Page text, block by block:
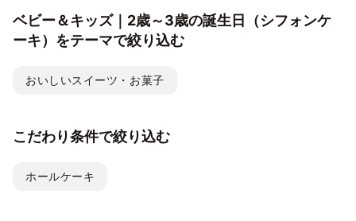
ベビー＆キッズ｜2歳～3歳の誕生日（シフォンケ
ーキ）をテーマで絞り込む
おいしいスイーツ・お菓子
こだわり条件で絞り込む
ホールケーキ